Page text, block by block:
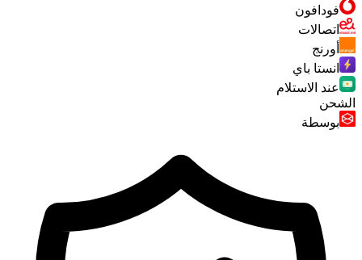
فودافون
اتصالات
أورنج
انستا باي
عند الاستلام
الشحن
بوسطة